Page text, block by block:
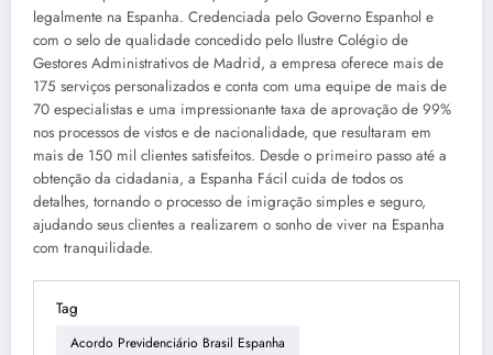
legalmente na Espanha. Credenciada pelo Governo Espanhol e
com o selo de qualidade concedido pelo Ilustre Colégio de
Gestores Administrativos de Madrid, a empresa oferece mais de
175 serviços personalizados e conta com uma equipe de mais de
70 especialistas e uma impressionante taxa de aprovação de 99%
nos processos de vistos e de nacionalidade, que resultaram em
mais de 150 mil clientes satisfeitos. Desde o primeiro passo até a
obtenção da cidadania, a Espanha Fácil cuida de todos os
detalhes, tornando o processo de imigração simples e seguro,
ajudando seus clientes a realizarem o sonho de viver na Espanha
com tranquilidade.
Tag
Acordo Previdenciário Brasil Espanha